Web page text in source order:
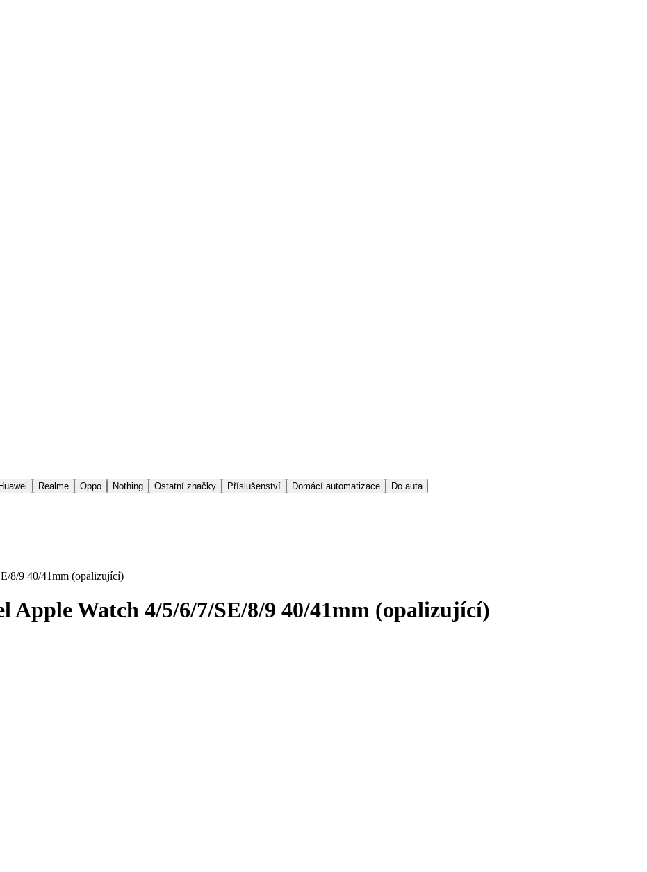
Huawei Realme Oppo Nothing Ostatní značky Příslušenství Domácí automatizace Do auta
8/9 40/41mm (opalizující)
Apple Watch 4/5/6/7/SE/8/9 40/41mm (opalizující)